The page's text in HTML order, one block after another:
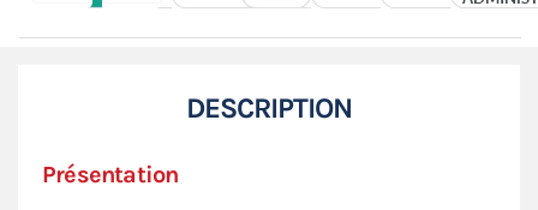
DESCRIPTION
Présentation